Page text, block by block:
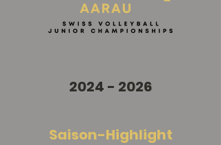
2024 - 2026
Saison-Highlight